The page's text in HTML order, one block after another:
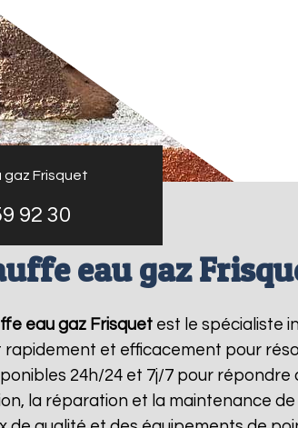
gaz Frisquet
92 30
eau gaz
eau gaz Frisquet est le spécialiste
et efficacement pour
24h/24 et 7j/7 pour
la réparation et la maintenance